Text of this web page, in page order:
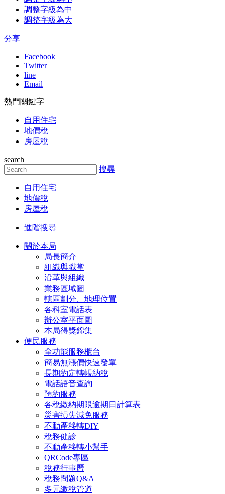
調整字級為中
調整字級為大
分享
Facebook
Twitter
line
Email
熱門關鍵字
自用住宅
地價稅
房屋稅
search
搜尋
自用住宅
地價稅
房屋稅
進階搜尋
關於本局
局長簡介
組織與職掌
沿革與組織
業務區域圖
轄區劃分、地理位置
各科室電話表
辦公室平面圖
本局得獎錦集
便民服務
全功能服務櫃台
簡易無漲價快速發單
長期約定轉帳納稅
電話語音查詢
預約服務
各稅繳納期限逾期日計算表
災害損失減免服務
不動產移轉DIY
稅務健診
不動產移轉小幫手
QRCode專區
稅務行事曆
稅務問題Q&A
多元繳稅管道